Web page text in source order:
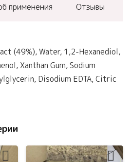
применения Отзывы
(49%), Water, 1,2-Hexanediol,
Xanthan Gum, Sodium
Disodium EDTA, Citric